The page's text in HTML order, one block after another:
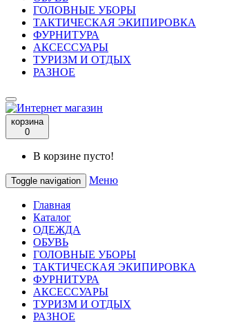
ГОЛОВНЫЕ УБОРЫ
ТАКТИЧЕСКАЯ ЭКИПИРОВКА
ФУРНИТУРА
АКСЕССУАРЫ
ТУРИЗМ И ОТДЫХ
РАЗНОЕ
корзина
0
В корзине пусто!
Toggle navigation Меню
Главная
Каталог
ОДЕЖДА
ОБУВЬ
ГОЛОВНЫЕ УБОРЫ
ТАКТИЧЕСКАЯ ЭКИПИРОВКА
ФУРНИТУРА
АКСЕССУАРЫ
ТУРИЗМ И ОТДЫХ
РАЗНОЕ